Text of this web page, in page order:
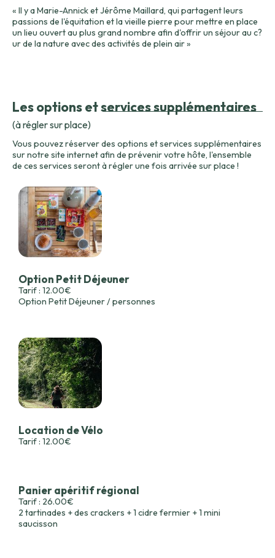
« Il y a Marie-Annick et Jérôme Maillard, qui partagent leurs
passions de l'équitation et la vieille pierre pour mettre en place
un lieu ouvert au plus grand nombre afin d'offrir un séjour au c?
ur de la nature avec des activités de plein air »
Les options et services supplémentaires
(à régler sur place)
Vous pouvez réserver des options et services supplémentaires
sur notre site internet afin de prévenir votre hôte, l'ensemble
de ces services seront à régler une fois arrivée sur place !
Option Petit Déjeuner
Tarif : 12.00€
Option Petit Déjeuner / personnes
Location de Vélo
Tarif : 12.00€
Panier apéritif régional
Tarif : 26.00€
2 tartinades + des crackers + 1 cidre fermier + 1 mini
saucisson